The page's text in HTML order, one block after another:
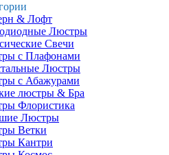
& Лофт
Люстры
Свечи
с Плафонами
Люстры
с Абажурами
люстры & Бра
Флористика
Люстры
Ветки
Кантри